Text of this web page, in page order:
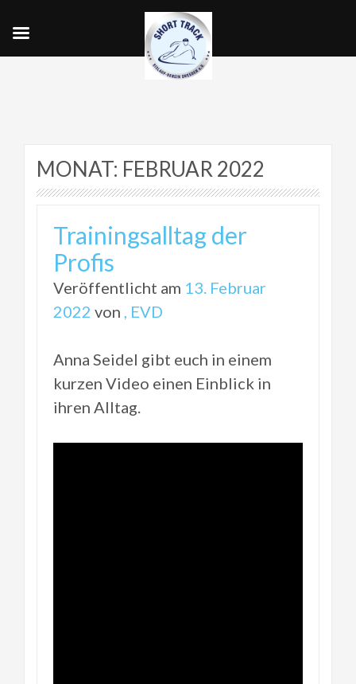
MONAT: FEBRUAR 2022
Trainingsalltag der
Profis
Veröffentlicht am 13. Februar
2022 von , EVD
Anna Seidel gibt euch in einem
kurzen Video einen Einblick in
ihren Alltag.